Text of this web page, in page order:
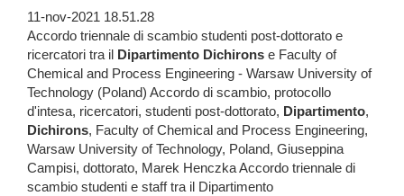
11-nov-2021 18.51.28
Accordo triennale di scambio studenti post-dottorato e
ricercatori tra il Dipartimento Dichirons e Faculty of
Chemical and Process Engineering - Warsaw University of
Technology (Poland) Accordo di scambio, protocollo
d'intesa, ricercatori, studenti post-dottorato, Dipartimento,
Dichirons, Faculty of Chemical and Process Engineering,
Warsaw University of Technology, Poland, Giuseppina
Campisi, dottorato, Marek Henczka Accordo triennale di
scambio studenti e staff tra il Dipartimento